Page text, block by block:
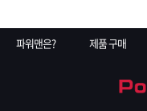
파워맨은? 제품 구매